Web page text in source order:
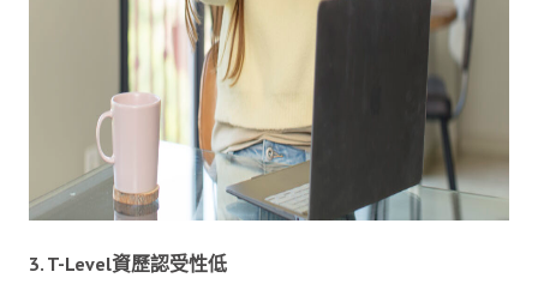
3. T-Level資歷認受性低